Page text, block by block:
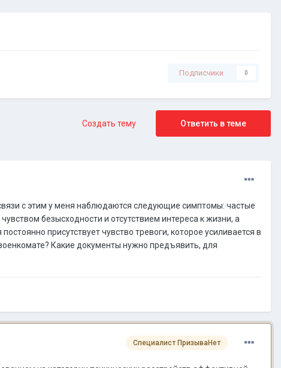
Подписчики 0
Ответить в теме
Создать тему
с этим у меня наблюдаются следующие симптомы: частые
безысходности и отсутствием интереса к жизни, а
присутствует чувство тревоги, которое усиливается в
Какие документы нужно предъявить, для
Специалист ПризываНет